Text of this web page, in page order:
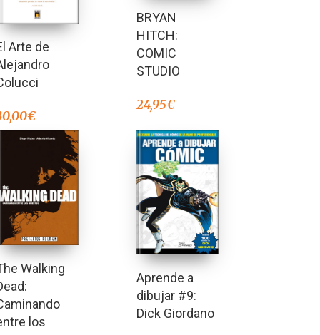
Arte de
€
BRYAN
HITCH:
COMIC
STUDIO
24,95€
Walking
los
Aprende a
dibujar #9:
Dick Giordano